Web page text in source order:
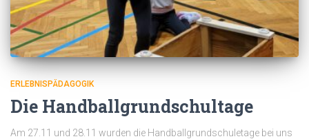
ERLEBNISPÄDAGOGIK
Die Handballgrundschultage
Am 27.11 und 28.11 wurden die Handballgrundschuletage bei uns